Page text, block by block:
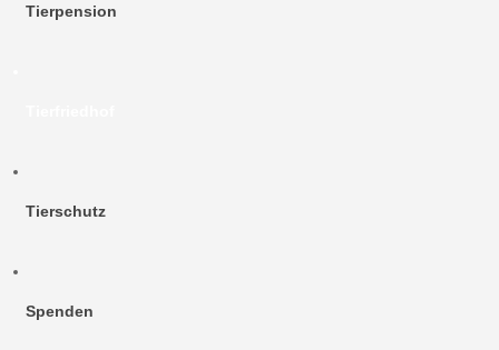
Tierpension
Tierschutz
Spenden